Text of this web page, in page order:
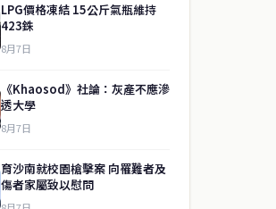
LPG價格凍結 15公斤氣瓶維持
423銖
8月7日
《Khaosod》社論：灰產不應滲
透大學
8月7日
育沙南就校園槍擊案 向罹難者及
傷者家屬致以慰問